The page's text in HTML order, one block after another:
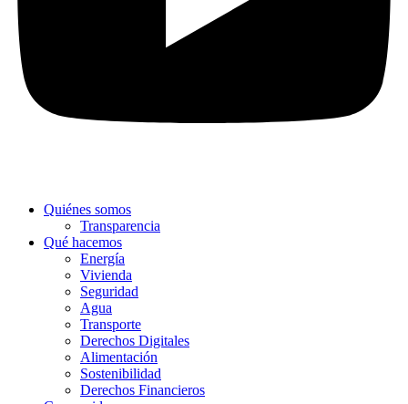
Quiénes somos
Transparencia
Qué hacemos
Energía
Vivienda
Seguridad
Agua
Transporte
Derechos Digitales
Alimentación
Sostenibilidad
Derechos Financieros